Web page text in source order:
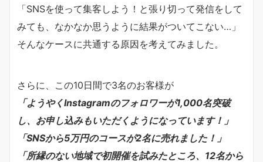
「SNSを使って集客しよう！と張り切って発信をして
みても、なかなか思うように結果がついてこない…」
そんなケースに共通する原因を考えてみました。
さらに、この10日間で3名のお客様が
「ようやくInstagramのフォロワーが1,000名突破
し、お申し込みもいただくようになっています！」
「SNSから5万円のコースが2名に売れました！」
「所縁のない地域で初開催を試みたところ、12名から